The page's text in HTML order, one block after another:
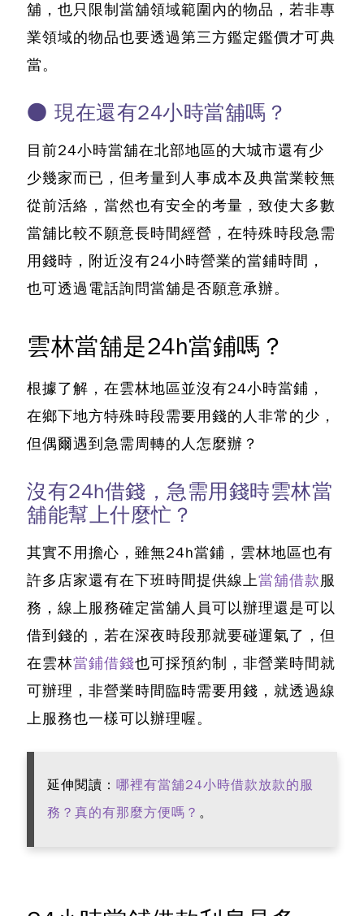
舖，也只限制當舖領域範圍內的物品，若非專
業領域的物品也要透過第三方鑑定鑑價才可典
當。
● 現在還有24小時當舖嗎？
目前24小時當舖在北部地區的大城市還有少
少幾家而已，但考量到人事成本及典當業較無
從前活絡，當然也有安全的考量，致使大多數
當舖比較不願意長時間經營，在特殊時段急需
用錢時，附近沒有24小時營業的當鋪時間，
也可透過電話詢問當舖是否願意承辦。
雲林當舖是24h當鋪嗎？
根據了解， 在雲林地區並沒有24小時當鋪 ，
在鄉下地方特殊時段需要用錢的人非常的少，
但偶爾遇到急需周轉的人怎麼辦？
沒有24h借錢，急需用錢時雲林當
舖能幫上什麼忙？
其實不用擔心，雖無24h當鋪 ，雲林地區也有
許多店家還有在下班時間提供線上當舖借款服
務，線上服務確定當舖人員可以辦理還是可以
借到錢的，若在深夜時段那就要碰運氣了，但
在雲林當鋪借錢也可採預約制，非營業時間就
可辦理，非營業時間臨時需要用錢，就透過線
上服務也一樣可以辦理喔。
延伸閱讀： 哪裡有當舖24小時借款放款的服
務？真的有那麼方便嗎？ 。